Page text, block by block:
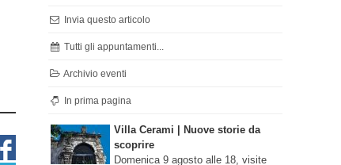
Invia questo articolo
Tutti gli appuntamenti...
Archivio eventi
In prima pagina
Villa Cerami | Nuove storie da
scoprire
Domenica 9 agosto alle 18, visite